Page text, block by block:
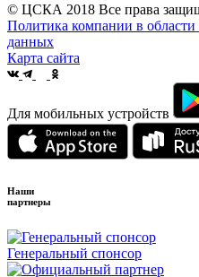
© ЦСКА 2018 Все права
Политика компании в
данных
Карта сайта
Для мобильных устройств
Наши
партнеры
Генеральный спонсор